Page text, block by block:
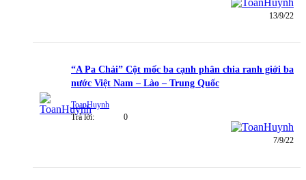
13/9/22
“A Pa Chải” Cột mốc ba cạnh phân chia ranh giới ba
nước Việt Nam – Lào – Trung Quốc
ToanHuynh
Trả lời:
0
7/9/22